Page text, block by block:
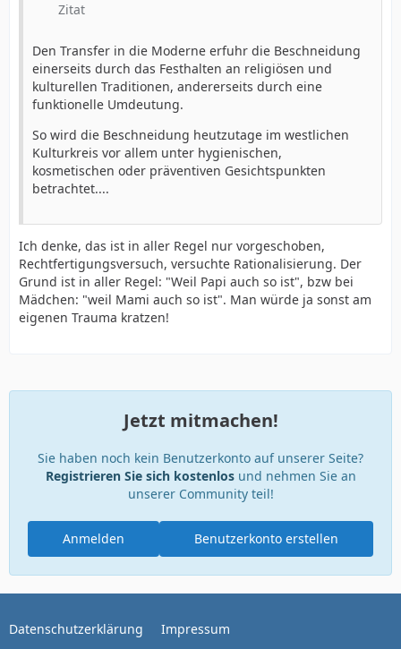
Zitat
Den Transfer in die Moderne erfuhr die Beschneidung
einerseits durch das Festhalten an religiösen und
kulturellen Traditionen, andererseits durch eine
funktionelle Umdeutung.
So wird die Beschneidung heutzutage im westlichen
Kulturkreis vor allem unter hygienischen,
kosmetischen oder präventiven Gesichtspunkten
betrachtet....
Ich denke, das ist in aller Regel nur vorgeschoben,
Rechtfertigungsversuch, versuchte Rationalisierung. Der
Grund ist in aller Regel: "Weil Papi auch so ist", bzw bei
Mädchen: "weil Mami auch so ist". Man würde ja sonst am
eigenen Trauma kratzen!
Jetzt mitmachen!
Sie haben noch kein Benutzerkonto auf unserer Seite?
Registrieren Sie sich kostenlosund nehmen Sie an
unserer Community teil!
Benutzerkonto erstellen
Anmelden
Datenschutzerklärung Impressum